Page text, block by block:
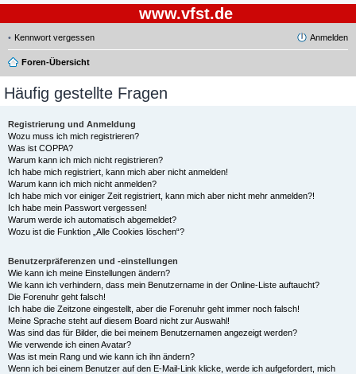
www.vfst.de
Kennwort vergessen Anmelden
Foren-Übersicht
Häufig gestellte Fragen
Registrierung und Anmeldung
Wozu muss ich mich registrieren?
Was ist COPPA?
Warum kann ich mich nicht registrieren?
Ich habe mich registriert, kann mich aber nicht anmelden!
Warum kann ich mich nicht anmelden?
Ich habe mich vor einiger Zeit registriert, kann mich aber nicht mehr anmelden?!
Ich habe mein Passwort vergessen!
Warum werde ich automatisch abgemeldet?
Wozu ist die Funktion „Alle Cookies löschen“?
Benutzerpräferenzen und -einstellungen
Wie kann ich meine Einstellungen ändern?
Wie kann ich verhindern, dass mein Benutzername in der Online-Liste auftaucht?
Die Forenuhr geht falsch!
Ich habe die Zeitzone eingestellt, aber die Forenuhr geht immer noch falsch!
Meine Sprache steht auf diesem Board nicht zur Auswahl!
Was sind das für Bilder, die bei meinem Benutzernamen angezeigt werden?
Wie verwende ich einen Avatar?
Was ist mein Rang und wie kann ich ihn ändern?
Wenn ich bei einem Benutzer auf den E-Mail-Link klicke, werde ich aufgefordert, mich